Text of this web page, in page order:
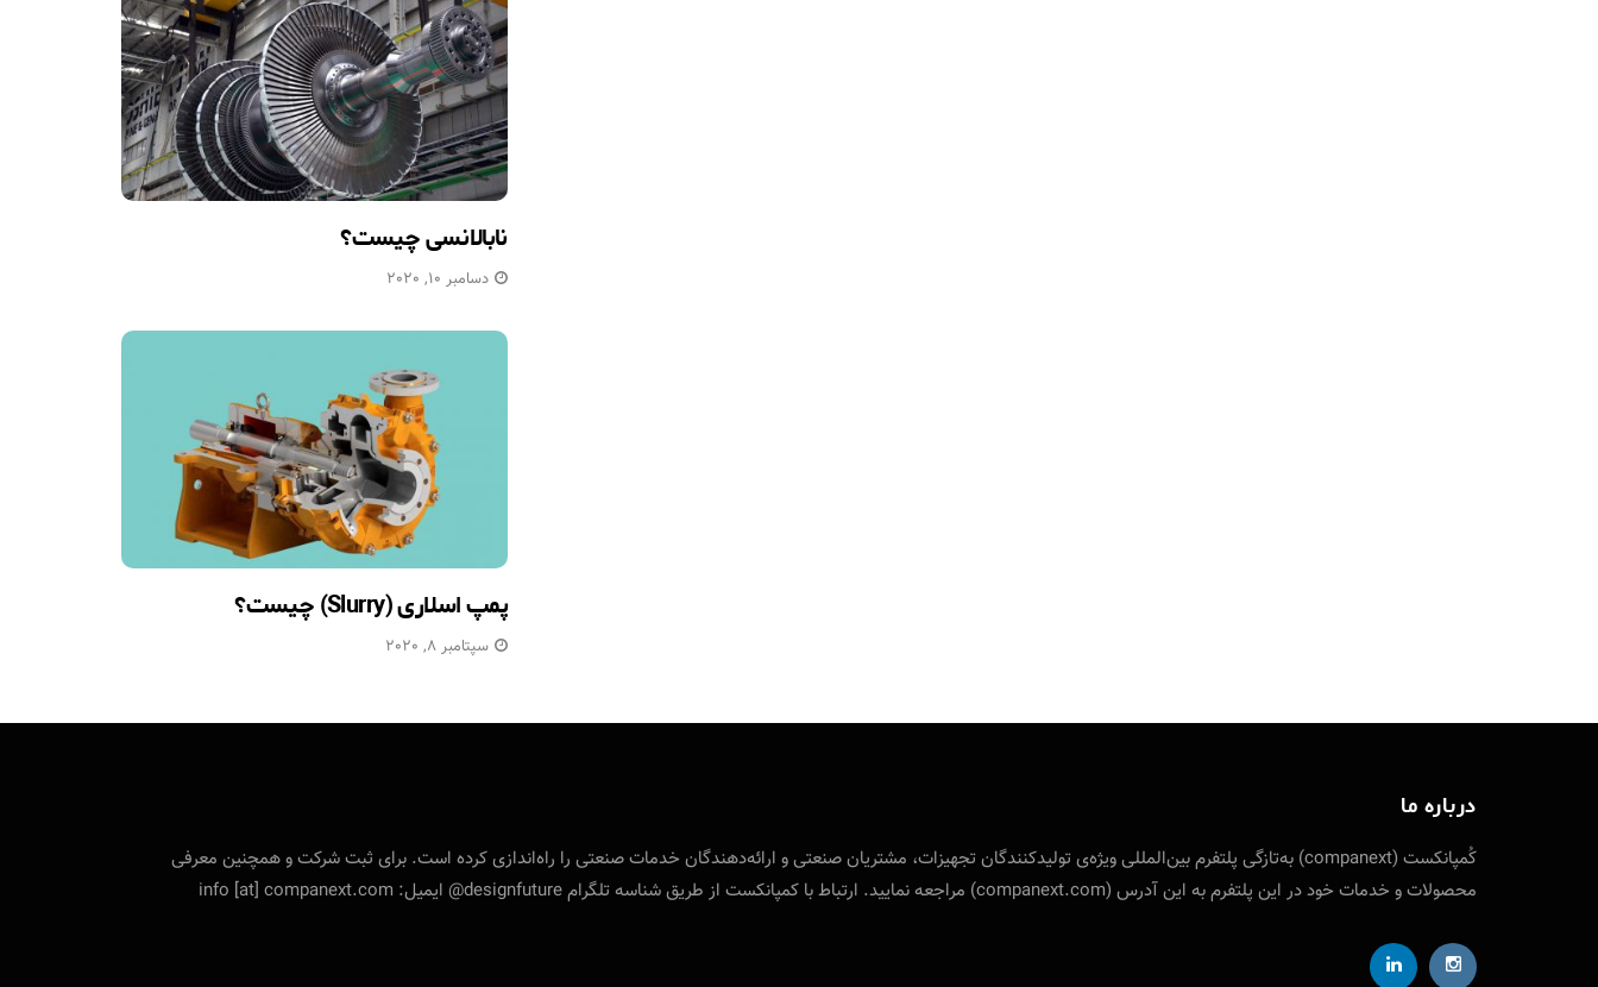
نابالانسی چیست؟
دسامبر 10, 2020
پمپ اسلاری (Slurry) چیست؟
سپتامبر 8, 2020
درباره ما
کُمپانکست (companext) به‌تازگی پلتفرم بین‌المللی ویژه‌ی تولید‌کنندگان تجهیزات، مشتریان صنعتی و ارائه‌دهندگان خدمات صنعتی را راه‌اندازی کرده است. برای ثبت شرکت و همچنین معرفی
محصولات و خدمات خود در این پلتفرم به این آدرس (companext.com) مراجعه نمایید. ارتباط با کمپانکست از طریق شناسه تلگرام designfuture@ ایمیل: info [at] companext.com